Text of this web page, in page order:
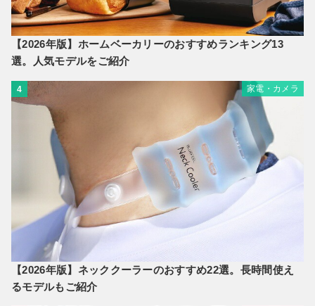
【2026年版】ホームベーカリーのおすすめランキング13
選。人気モデルをご紹介
4 家電・カメラ
【2026年版】ネッククーラーのおすすめ22選。長時間使え
るモデルもご紹介